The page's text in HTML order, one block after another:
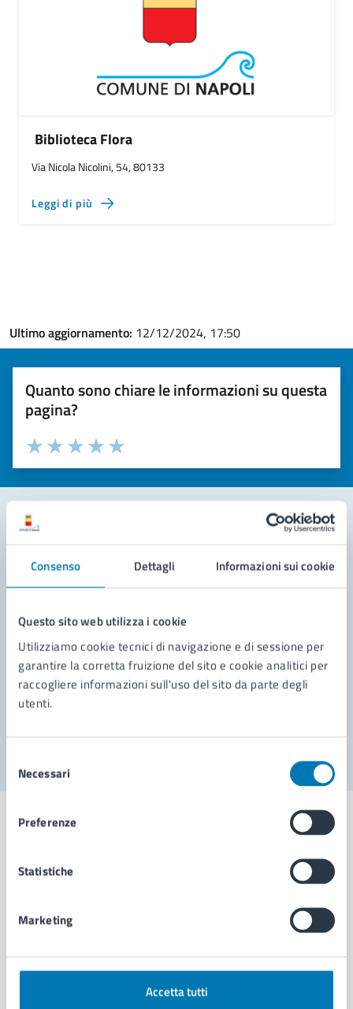
Consenso Dettagli Informazioni sui cookie
Questo sito web utilizza i cookie
Utilizziamo cookie tecnici di navigazione e di sessione per
garantire la corretta fruizione del sito e cookie analitici per
raccogliere informazioni sull'uso del sito da parte degli
utenti.
delNecessari
Preferenze
Statistiche
Marketing
Accetta tutti
Biblioteca Flora
Via Nicola Nicolini, 54, 80133
Leggi di più
Ultimo aggiornamento: 12/12/2024, 17:50
Quanto sono chiare le informazioni su questa
pagina?
Valuta la chiarezza delle informazioni (da 1 a 5 stelle)
Seleziona il numero di stelle per valutare la chiarezza delle
Valuta 5 stelle su 5
Valuta 4 stelle su 5
Valuta 3 stelle su 5
Valuta 2 stelle su 5
Valuta 1 stelle su 5
Leggi le domande frequenti
Richiedi assistenza
Prenota appuntamento
Problemi in città
Comune di Napoli
AMMINISTRAZIONE
Organi di governo